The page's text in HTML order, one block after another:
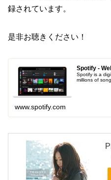
録されています。
是非お聴きください！
Spotify -
Spotify is a
millions of
www.spotify.com